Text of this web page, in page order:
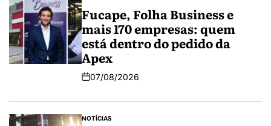
Fucape, Folha Business e
mais 170 empresas: quem
está dentro do pedido da
Apex
07/08/2026
NOTÍCIAS